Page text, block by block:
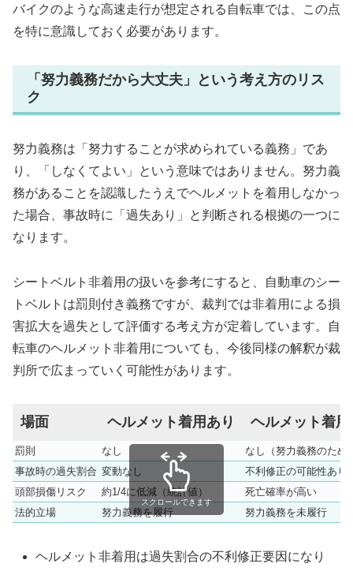
バイクのような高速走行が想定される自転車では、この点
を特に意識しておく必要があります。
「努力義務だから大丈夫」という考え方のリス
ク
努力義務は「努力することが求められている義務」であ
り、「しなくてよい」という意味ではありません。努力義
務があることを認識したうえでヘルメットを着用しなかっ
た場合、事故時に「過失あり」と判断される根拠の一つに
なります。
シートベルト非着用の扱いを参考にすると、自動車のシー
トベルトは罰則付き義務ですが、裁判では非着用による損
害拡大を過失として評価する考え方が定着しています。自
転車のヘルメット非着用についても、今後同様の解釈が裁
判所で広まっていく可能性があります。
場面 ヘルメット着用あり ヘルメット着用
罰則 なし
なし（努力義務のため
事故時の過失割合 変動なし
不利修正の可能性あり
頭部損傷リスク
約1/4に低減（統計値）
死亡確率が高い
法的立場
努力義務を履行 努力義務を未履行
スクロールできます
ヘルメット非着用は過失割合の不利修正要因になり